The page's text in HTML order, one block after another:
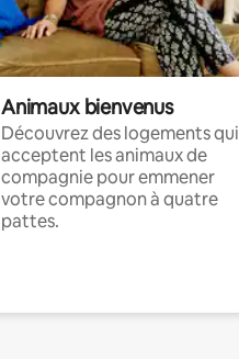
Animaux bienvenus
Découvrez des logements qui
acceptent les animaux de
compagnie pour emmener
votre compagnon à quatre
pattes.